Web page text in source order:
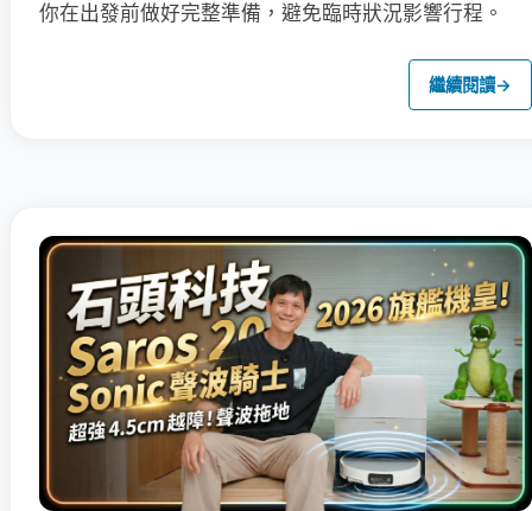
你在出發前做好完整準備，避免臨時狀況影響行程。
繼續閱讀→